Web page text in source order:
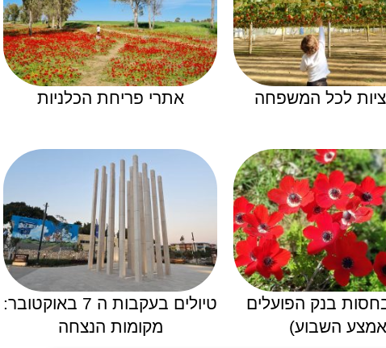
לכל המשפחה אתרי פריחת הכלניות
בחסות בנק הפועלים
השבוע)
טיולים בעקבות ה 7 באוקטובר:
מקומות הנצחה